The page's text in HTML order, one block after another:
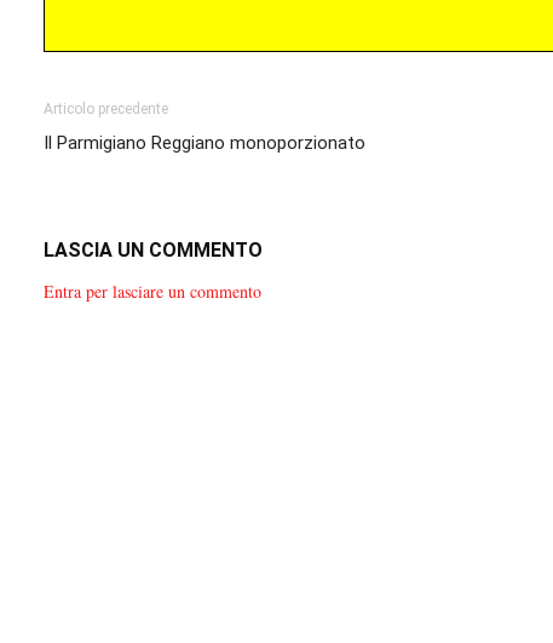
Articolo precedente
Il Parmigiano Reggiano monoporzionato
LASCIA UN COMMENTO
Entra per lasciare un commento